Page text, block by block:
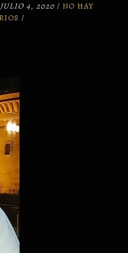
JULIO 4, 2020 / NO HAY
/